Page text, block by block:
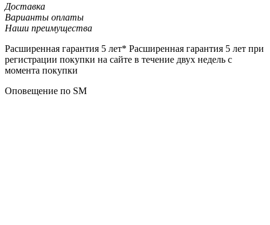
Доставка
Варианты оплаты
Наши преимущества
Расширенная гарантия 5 лет* Расширенная гарантия 5 лет при
регистрации покупки на сайте в течение двух недель с
момента покупки
Оповещение по SM